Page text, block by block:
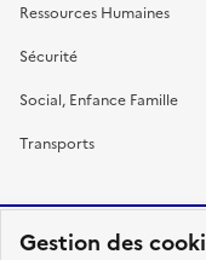
Gestion des
Ressources Humaines
Sécurité
Social, Enfance Famille
Transports